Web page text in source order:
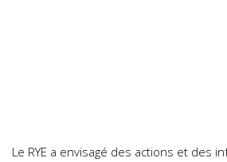
Le RYE a envisagé des actions et des